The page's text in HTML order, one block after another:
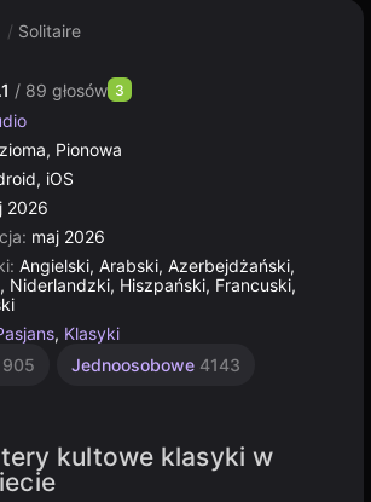
/ Solitaire
/ 89 głosów 3
Pionowa
iOS
2026
maj 2026
Angielski, Arabski, Azerbejdżański,
Niderlandzki, Hiszpański, Francuski,
, Klasyki
Jednoosobowe 4143
kultowe klasyki w